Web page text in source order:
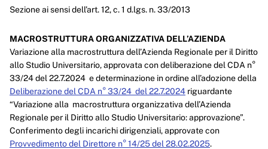
Performance
Enti controllati
Attività e procedimenti
Provvedimenti
Provvedimenti organi indirizzo politico
Sezione ai sensi dell’art. 12, c. 1 d.lgs. n. 33/2013
MACROSTRUTTURA ORGANIZZATIVA DELL’AZIENDA
Variazione alla macrostruttura dell’Azienda Regionale per il Diritto
allo Studio Universitario, approvata con deliberazione del CDA n°
33/24 del 22.7.2024 e determinazione in ordine all’adozione della
Deliberazione del CDA n° 33/24 del 22.7.2024 riguardante
“Variazione alla macrostruttura organizzativa dell’Azienda
Regionale per il Diritto allo Studio Universitario: approvazione”.
Conferimento degli incarichi dirigenziali, approvate con
Provvedimento del Direttore n° 14/25 del 28.02.2025.